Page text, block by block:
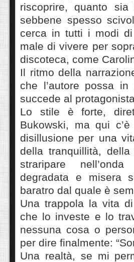
riscoprire, quanto
sebbene spesso
cerca in tutti i modi
male di vivere per
discoteca, come
Il ritmo della
che l’autore possa
succede al
Lo stile è forte,
Bukowski, ma qui
disillusione per una
della tranquillità,
straripare nell’onda
degradata e misera
baratro dal quale è
Una trappola la vita
che lo investe e lo
nessuna cosa o
per dire finalmente:
Una realtà, se mi